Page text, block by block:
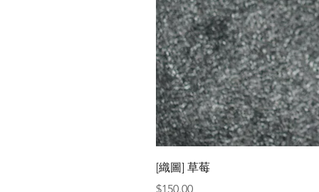
[織圖] 草莓
價格
$150.00